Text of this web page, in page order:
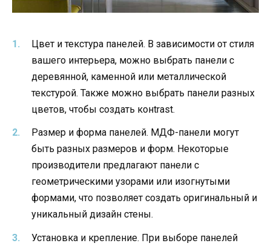
Цвет и текстура панелей. В зависимости от стиля
вашего интерьера, можно выбрать панели с
деревянной, каменной или металлической
текстурой. Также можно выбрать панели разных
цветов, чтобы создать конtrast.
Размер и форма панелей. МДФ-панели могут
быть разных размеров и форм. Некоторые
производители предлагают панели с
геометрическими узорами или изогнутыми
формами, что позволяет создать оригинальный и
уникальный дизайн стены.
Установка и крепление. При выборе панелей